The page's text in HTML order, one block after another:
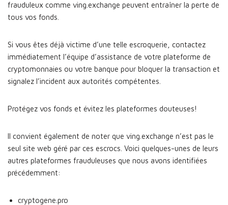
frauduleux comme ving.exchange peuvent entraîner la perte de
tous vos fonds.
Si vous êtes déjà victime d’une telle escroquerie, contactez
immédiatement l’équipe d’assistance de votre plateforme de
cryptomonnaies ou votre banque pour bloquer la transaction et
signalez l’incident aux autorités compétentes.
Protégez vos fonds et évitez les plateformes douteuses!
Il convient également de noter que ving.exchange n’est pas le
seul site web géré par ces escrocs. Voici quelques-unes de leurs
autres plateformes frauduleuses que nous avons identifiées
précédemment:
cryptogene.pro